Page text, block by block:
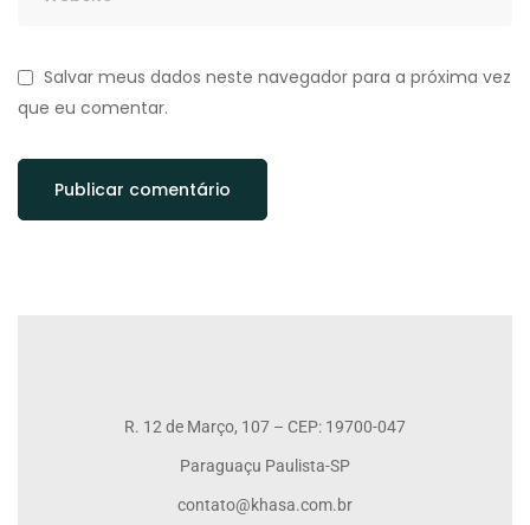
Salvar meus dados neste navegador para a próxima vez
que eu comentar.
R. 12 de Março, 107 – CEP: 19700-047
Paraguaçu Paulista-SP
contato@khasa.com.br